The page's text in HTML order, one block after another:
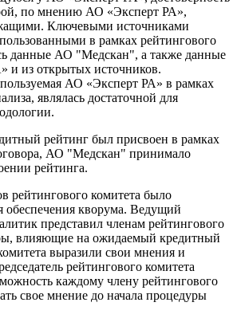
по мнению АО «Эксперт РА»,
Ключевыми источниками
в рамках рейтингового
данные АО "Медскан", а также данные
и из открытых источников.
АО «Эксперт РА» в рамках
являлась достаточной для
рейтинг был присвоен в рамках
АО "Медскан" принимало
рейтинга.
рейтингового комитета было
обеспечения кворума. Ведущий
представил членам рейтингового
влияющие на ожидаемый кредитный
выразили свои мнения и
рейтингового комитета
каждому члену рейтингового
свое мнение до начала процедуры